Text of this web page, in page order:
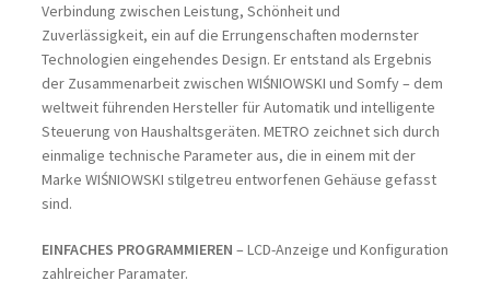
Verbindung zwischen Leistung, Schönheit und
Zuverlässigkeit, ein auf die Errungenschaften modernster
Technologien eingehendes Design. Er entstand als Ergebnis
der Zusammenarbeit zwischen WIŚNIOWSKI und Somfy – dem
weltweit führenden Hersteller für Automatik und intelligente
Steuerung von Haushaltsgeräten. METRO zeichnet sich durch
einmalige technische Parameter aus, die in einem mit der
Marke WIŚNIOWSKI stilgetreu entworfenen Gehäuse gefasst
sind.
EINFACHES PROGRAMMIEREN – LCD-Anzeige und Konfiguration
zahlreicher Paramater.